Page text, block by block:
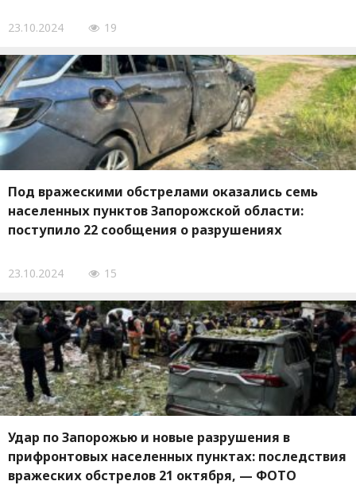
23.10.2024 19
Под вражескими обстрелами оказались семь
населенных пунктов Запорожской области:
поступило 22 сообщения о разрушениях
23.10.2024 15
Удар по Запорожью и новые разрушения в
прифронтовых населенных пунктах: последствия
вражеских обстрелов 21 октября, — ФОТО